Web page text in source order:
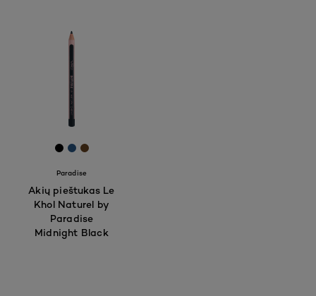
[Color]: #000000
[Color]: #275584
[Color]: #654321
Paradise
Akių pieštukas Le
Khol Naturel by
Paradise
Midnight Black